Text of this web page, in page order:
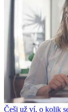
Češi už ví, o kolik